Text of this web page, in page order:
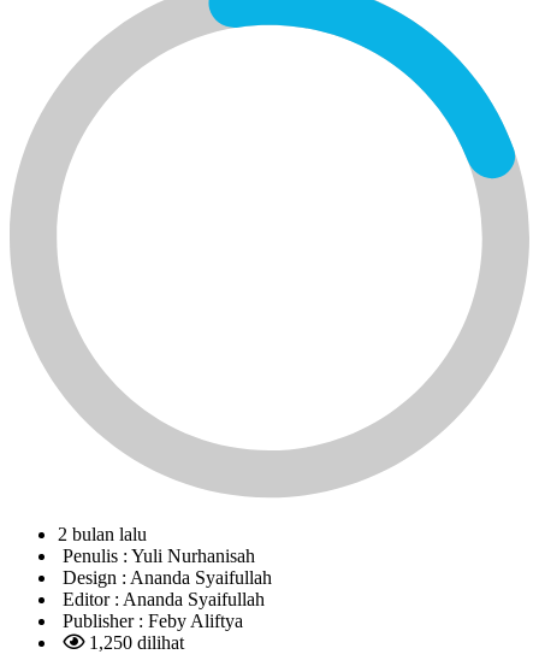
2 bulan lalu
Penulis : Yuli Nurhanisah
Design : Ananda Syaifullah
Editor : Ananda Syaifullah
Publisher : Feby Aliftya
1,250 dilihat